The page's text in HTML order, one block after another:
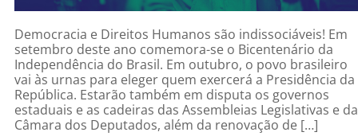
Democracia e Direitos Humanos são indissociáveis! Em
setembro deste ano comemora-se o Bicentenário da
Independência do Brasil. Em outubro, o povo brasileiro
vai às urnas para eleger quem exercerá a Presidência da
República. Estarão também em disputa os governos
estaduais e as cadeiras das Assembleias Legislativas e da
Câmara dos Deputados, além da renovação de […]